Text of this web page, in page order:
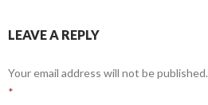
LEAVE A REPLY
Your email address will not be published.
*